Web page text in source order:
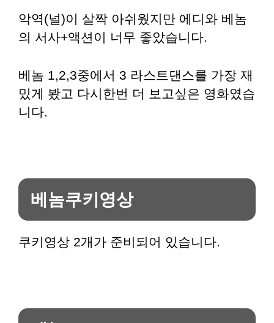
악역(널)이 살짝 아쉬웠지만 에디와 베놈
의 서사+액션이 너무 좋았습니다.
베놈 1,2,3중에서 3 라스트댄스를 가장 재
밌게 봤고 다시한번 더 보고싶은 영화였습
니다.
베놈쿠키영상
쿠키영상 2개가 준비되어 있습니다.